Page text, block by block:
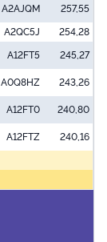
A2AJQM 257,55
A2QC5J
254,28
A12FT5
245,27
A0Q8HZ
243,26
A12FT0
240,80
A12FTZ 240,16